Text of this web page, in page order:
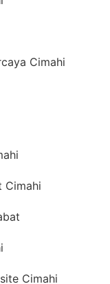
Cimahi
Cimahi
Cimahi